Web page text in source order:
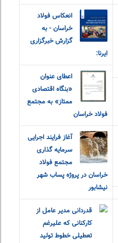
انعکاس فولاد
خراسان - به
گزارش خبرگزاری
ایرنا:
اعطای عنوان
«بنگاه اقتصادی
ممتاز» به مجتمع
فولاد خراسان
آغاز فرایند اجرایی
سرمایه گذاری
مجتمع فولاد
خراسان در پروژه پساب شهر
نیشابور
قدردانی مدیر عامل از
کارکنانی که علیرغم
تعطیلی خطوط تولید